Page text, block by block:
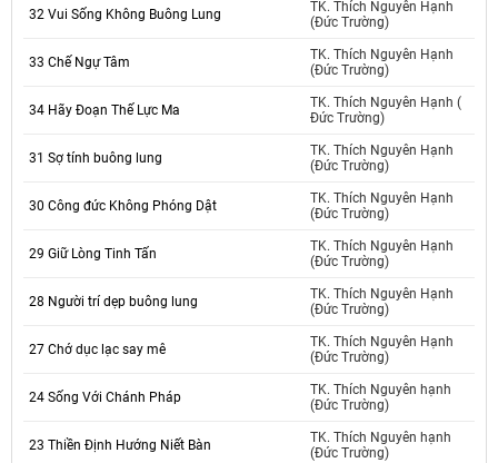
32 Vui Sống Không Buông Lung
TK. Thích Nguyên Hạnh
(Đức Trường)
33 Chế Ngự Tâm
TK. Thích Nguyên Hạnh
(Đức Trường)
34 Hãy Đoạn Thế Lực Ma
TK. Thích Nguyên Hạnh (
Đức Trường)
31 Sợ tính buông lung
TK. Thích Nguyên Hạnh
(Đức Trường)
30 Công đức Không Phóng Dật
TK. Thích Nguyên Hạnh
(Đức Trường)
29 Giữ Lòng Tinh Tấn
TK. Thích Nguyên Hạnh
(Đức Trường)
28 Người trí dẹp buông lung
TK. Thích Nguyên Hạnh
(Đức Trường)
27 Chớ dục lạc say mê
TK. Thích Nguyên Hạnh
(Đức Trường)
24 Sống Với Chánh Pháp
TK. Thích Nguyên hạnh
(Đức Trường)
23 Thiền Định Hướng Niết Bàn
TK. Thích Nguyên hạnh
(Đức Trường)